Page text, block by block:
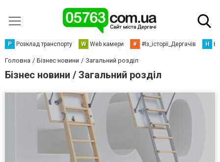
Р Розклад транспорту W Web камери # #Із_історіі_Дергачів Н
Головна Бізнес новини Загальний розділ
Бізнес новини / Загальний розділ